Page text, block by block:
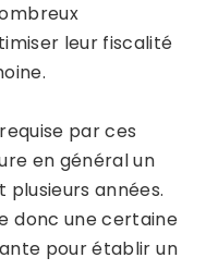
leur fiscalité
par ces
en général un
années.
donc une certaine
pour établir un